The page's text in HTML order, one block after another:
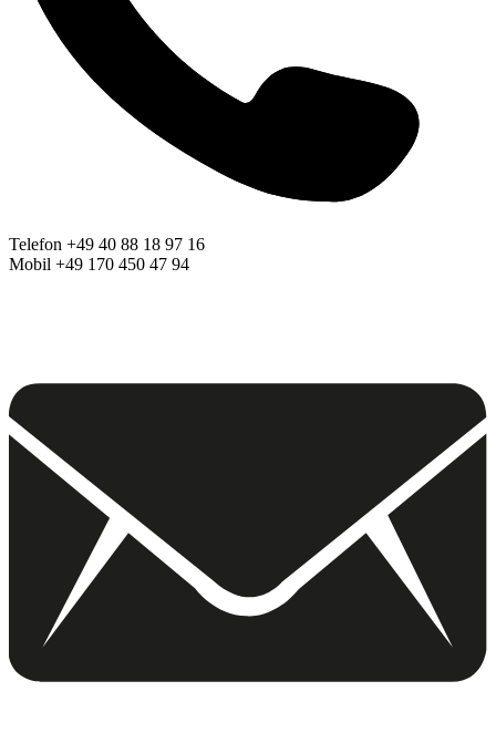
Telefon +49 40 88 18 97 16
Mobil +49 170 450 47 94